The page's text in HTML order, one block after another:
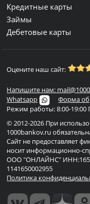
Кредитные карты
Займы
Дебетовые карты
Оцените наш сайт:
Напишите нам:
Whatsapp
Форма
Режим работы: 8:00-19:00
© 2012-2026 При
1000bankov.ru
Сайт не предоставляет
носит информационно-
ООО "ОНЛАЙНС"
1141650002955
Политика